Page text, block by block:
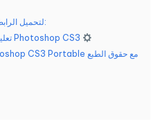
استخدم برنامج Fshare لتحميل الرابط:
تعليمات تفصيلية لإعداد برنامج Photoshop CS3